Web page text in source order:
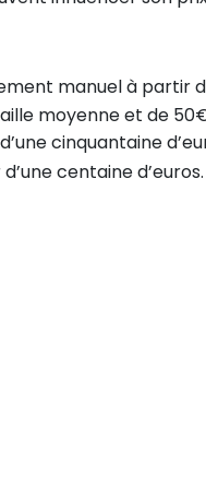
manuel à partir
moyenne et de
cinquantaine
centaine d’euros.